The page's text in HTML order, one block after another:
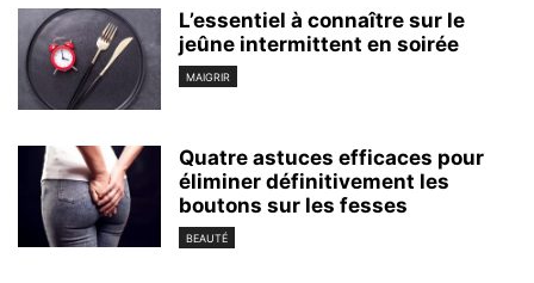
L’essentiel à connaître sur le
jeûne intermittent en soirée
MAIGRIR
Quatre astuces efficaces pour
éliminer définitivement les
boutons sur les fesses
BEAUTÉ